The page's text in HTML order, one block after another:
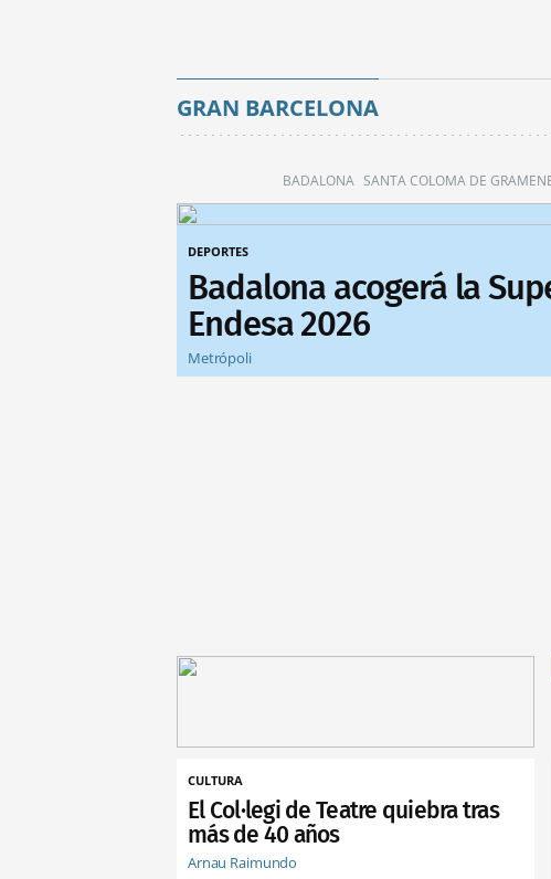
GRAN BARCELONA
BADALONA SANTA COLOMA DE
DEPORTES
Badalona acogerá la
Endesa 2026
Metrópoli
CULTURA
El Col·legi de Teatre quiebra tras
más de 40 años
Arnau Raimundo